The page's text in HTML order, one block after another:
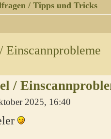
/ Tipps und Tricks
Einscannprobleme
/
2025, 16:40